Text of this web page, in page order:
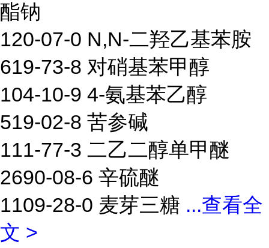
酯钠
120-07-0 N,N-二羟乙基苯胺
619-73-8 对硝基苯甲醇
104-10-9 4-氨基苯乙醇
519-02-8 苦参碱
111-77-3 二乙二醇单甲醚
2690-08-6 辛硫醚
1109-28-0 麦芽三糖 ...查看全
文 >